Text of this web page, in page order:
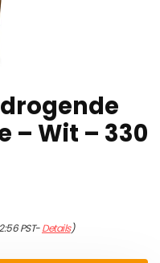
– Wit – 330
PST-Details)